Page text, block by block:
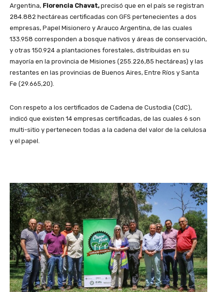
Argentina, Florencia Chavat,precisó que en el país se registran
284.882 hectáreas certificadas con GFS pertenecientes a dos
empresas, Papel Misionero y Arauco Argentina, de las cuales
133.958 corresponden a bosque nativos y áreas de conservación,
y otras 150.924 a plantaciones forestales, distribuidas en su
mayoría en la provincia de Misiones (255.226,85 hectáreas) y las
restantes en las provincias de Buenos Aires, Entre Ríos y Santa
Fe (29.665,20).
Con respeto a los certificados de Cadena de Custodia (CdC),
indicó que existen 14 empresas certificadas, de las cuales 6 son
multi-sitio y pertenecen todas a la cadena del valor de la celulosa
y el papel.